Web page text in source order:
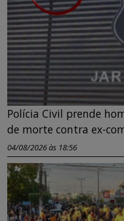
Polícia Civil prende
de morte contra ex-
04/08/2026 às 18:56